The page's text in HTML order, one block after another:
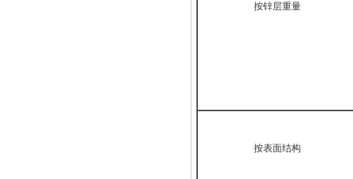
按锌层重量
按表面结构